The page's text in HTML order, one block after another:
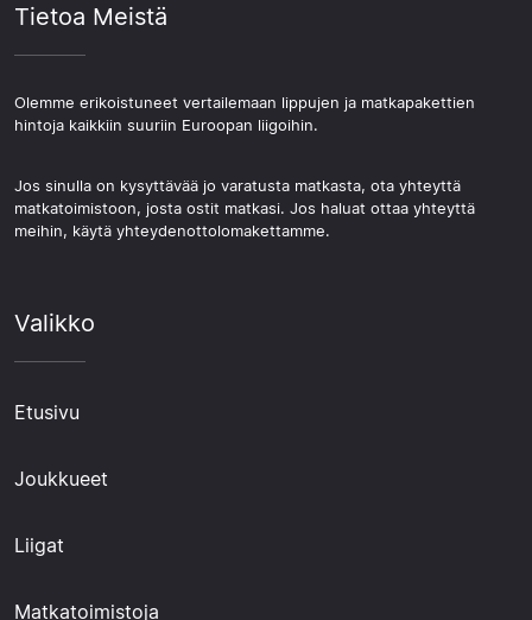
Tietoa Meistä
Olemme erikoistuneet vertailemaan lippujen ja matkapakettien
hintoja kaikkiin suuriin Euroopan liigoihin.
Jos sinulla on kysyttävää jo varatusta matkasta, ota yhteyttä
matkatoimistoon, josta ostit matkasi. Jos haluat ottaa yhteyttä
meihin, käytä yhteydenottolomakettamme.
Valikko
Etusivu
Joukkueet
Liigat
Matkatoimistoja